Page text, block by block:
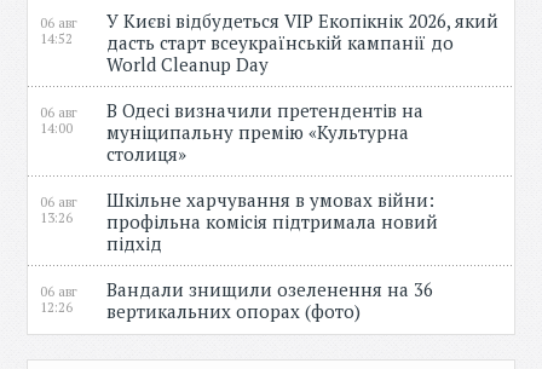
06 авг
14:52
У Києві відбудеться VIP Екопікнік 2026, який
дасть старт всеукраїнській кампанії до
World Cleanup Day
06 авг
14:00
В Одесі визначили претендентів на
муніципальну премію «Культурна
столиця»
06 авг
13:26
Шкільне харчування в умовах війни:
профільна комісія підтримала новий
підхід
06 авг
12:26
Вандали знищили озеленення на 36
вертикальних опорах (фото)